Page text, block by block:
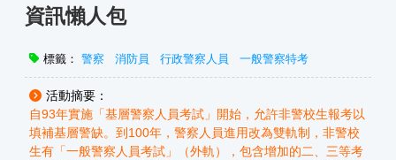
資訊懶人包
標籤：警察 消防員 行政警察人員 一般警察特考
活動摘要：
自93年實施「基層警察人員考試」開始，允許非警校生報考以
填補基層警缺。到100年，警察人員進用改為雙軌制，非警校
生有「一般警察人員考試」（外軌），包含增加的二、三等考